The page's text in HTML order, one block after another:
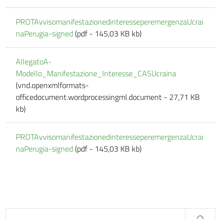
PROTAvvisomanifestazionedinteresseperemergenzaUcrai
naPerugia-signed(pdf - 145,03 KB kb)
AllegatoA-
Modello_Manifestazione_Interesse_CASUcraina
(vnd.openxmlformats-
officedocument.wordprocessingml.document - 27,71 KB
kb)
PROTAvvisomanifestazionedinteresseperemergenzaUcrai
naPerugia-signed(pdf - 145,03 KB kb)